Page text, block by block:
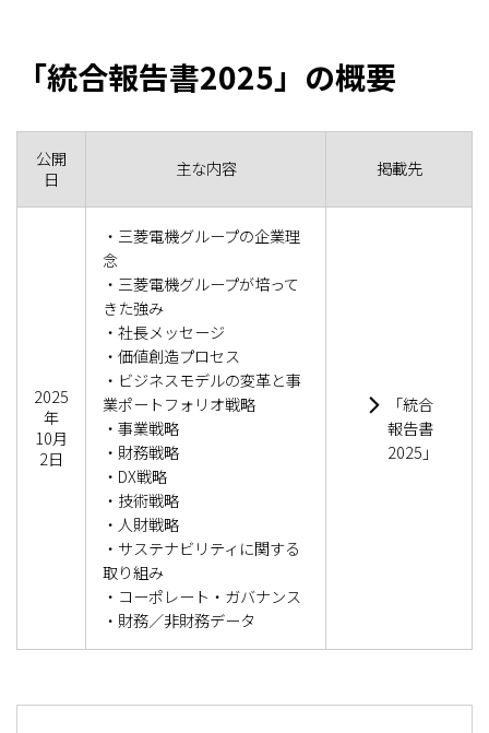
「統合報告書2025」の概要
公開
日
主な内容 掲載先
2025
年
10月
2日
・三菱電機グループの企業理
念
・三菱電機グループが培って
きた強み
・社長メッセージ
・価値創造プロセス
・ビジネスモデルの変革と事
業ポートフォリオ戦略
・事業戦略
・財務戦略
・DX戦略
・技術戦略
・人財戦略
・サステナビリティに関する
取り組み
・コーポレート・ガバナンス
・財務／非財務データ
「統合
報告書
2025」